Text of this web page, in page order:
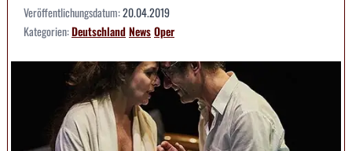
Veröffentlichungsdatum:20.04.2019
Kategorien:DeutschlandNewsOper